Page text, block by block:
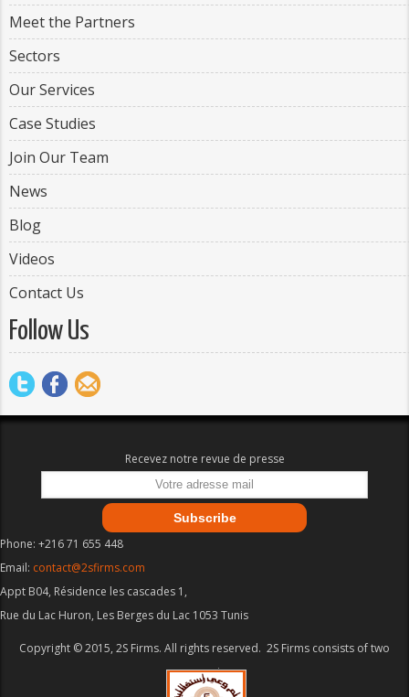
Meet the Partners
Sectors
Our Services
Case Studies
Join Our Team
News
Blog
Videos
Contact Us
Follow Us
Recevez notre revue de presse
Phone: +216 71 655 448
Email: contact@2sfirms.com
Appt B04, Résidence les cascades 1,
Rue du Lac Huron, Les Berges du Lac 1053 Tunis
Copyright © 2015, 2S Firms. All rights reserved. 2S Firms consists of two
companies.